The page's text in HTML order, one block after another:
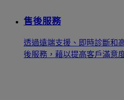
售後服務
透過遠端支援、即時診斷和
後服務，藉以提高客戶滿意